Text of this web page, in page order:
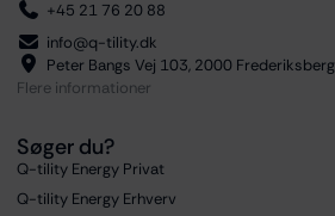
+45 21 76 20 88
info@q-tility.dk
Peter Bangs Vej 103, 2000 Frederiksberg
Flere informationer
Søger du?
Q-tility Energy Privat
Q-tility Energy Erhverv